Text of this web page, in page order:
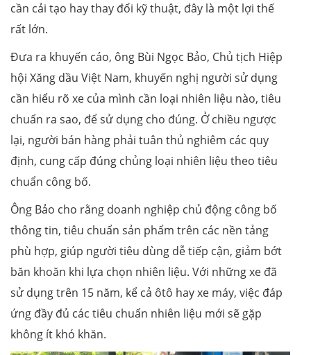
cần cải tạo hay thay đổi kỹ thuật, đây là một lợi thế
rất lớn.
Đưa ra khuyến cáo, ông Bùi Ngọc Bảo, Chủ tịch Hiệp
hội Xăng dầu Việt Nam, khuyến nghị người sử dụng
cần hiểu rõ xe của mình cần loại nhiên liệu nào, tiêu
chuẩn ra sao, để sử dụng cho đúng. Ở chiều ngược
lại, người bán hàng phải tuân thủ nghiêm các quy
định, cung cấp đúng chủng loại nhiên liệu theo tiêu
chuẩn công bố.
Ông Bảo cho rằng doanh nghiệp chủ động công bố
thông tin, tiêu chuẩn sản phẩm trên các nền tảng
phù hợp, giúp người tiêu dùng dễ tiếp cận, giảm bớt
băn khoăn khi lựa chọn nhiên liệu. Với những xe đã
sử dụng trên 15 năm, kể cả ôtô hay xe máy, việc đáp
ứng đầy đủ các tiêu chuẩn nhiên liệu mới sẽ gặp
không ít khó khăn.